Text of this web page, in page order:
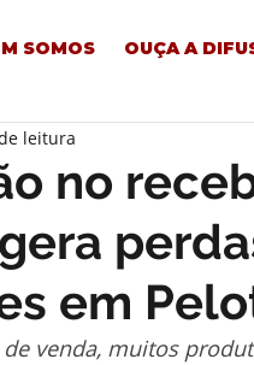
SOMOS OUÇA A
no
em
leitura
de venda, muitos